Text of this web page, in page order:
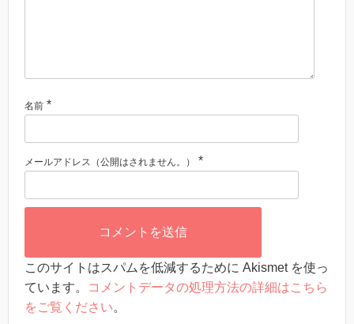
名前 *
メールアドレス（公開はされません。） *
このサイトはスパムを低減するために Akismet を使っ
ています。
コメントデータの処理方法の詳細はこちら
をご覧ください。